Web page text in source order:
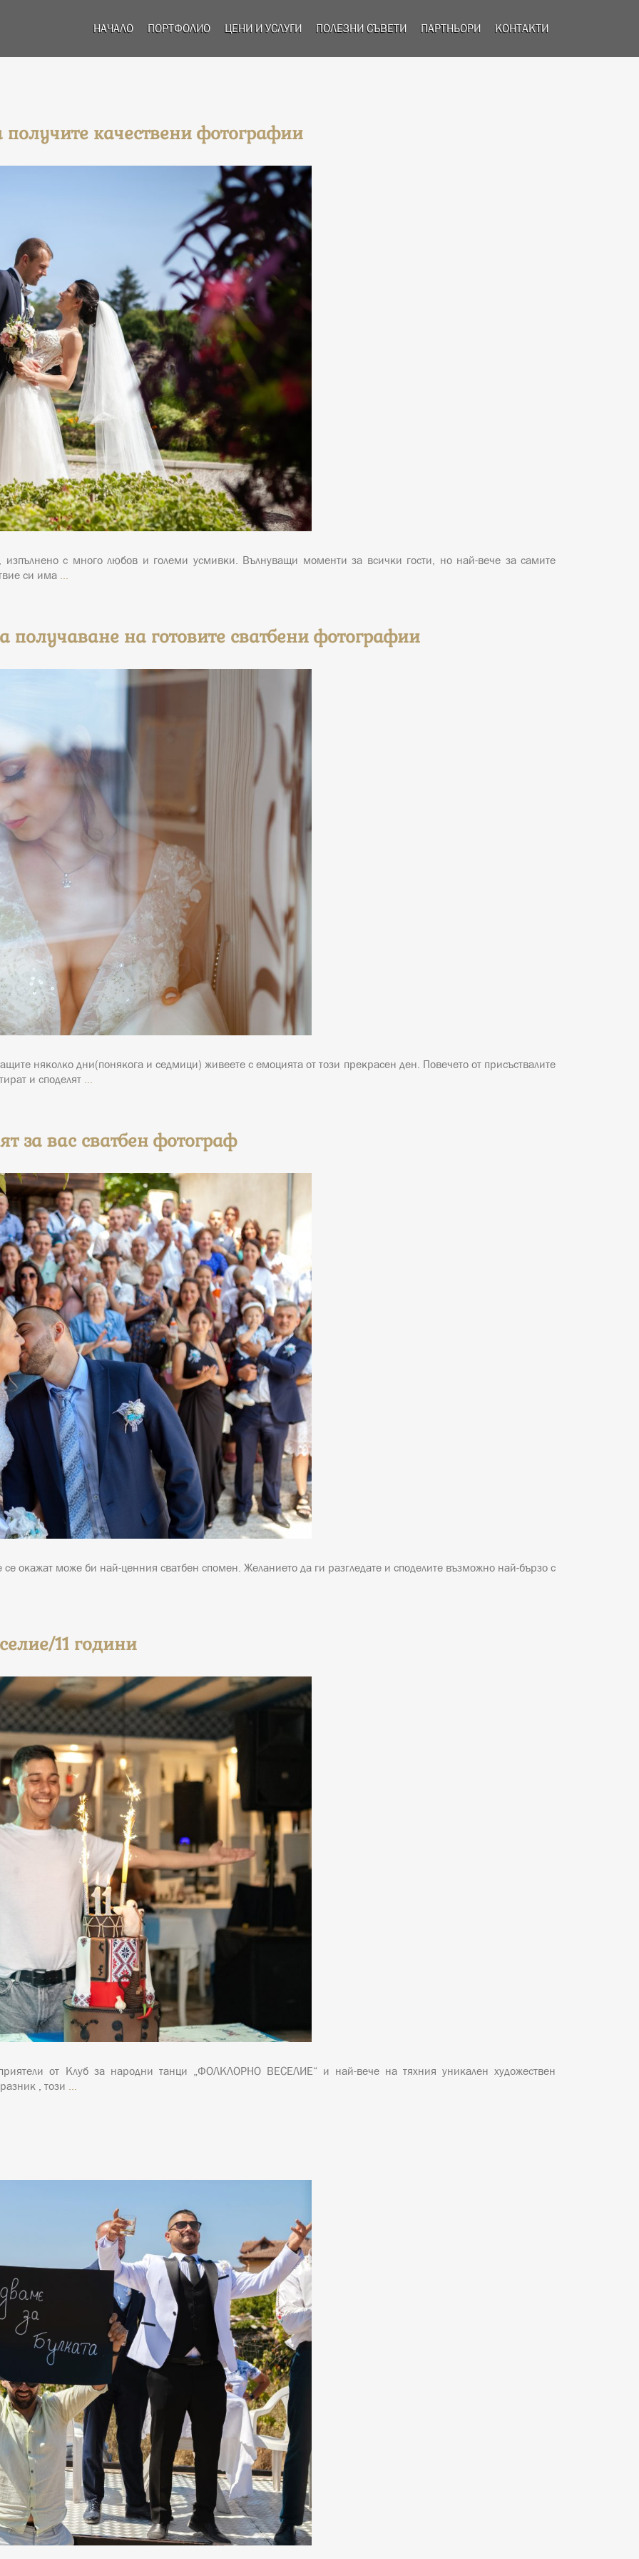
НАЧАЛО ПОРТФОЛИО ЦЕНИ И УСЛУГИ ПОЛЕЗНИ СЪВЕТИ ПАРТНЬОРИ КОНТАКТИ
качествени фотографии
изпълнено с много любов и големи усмивки. Вълнуващи моменти за всички гости, но най-вече за самите
си има …
получаване на готовите сватбени фотографии
няколко дни(понякога и седмици) живеете с емоцията от този прекрасен ден. Повечето от присъствалите
и споделят …
за вас сватбен фотограф
окажат може би най-ценния сватбен спомен. Желанието да ги разгледате и споделите възможно най-бързо с
11 години
от Клуб за народни танци „ФОЛКЛОРНО ВЕСЕЛИЕ“ и най-вече на тяхния уникален художествен
, този …